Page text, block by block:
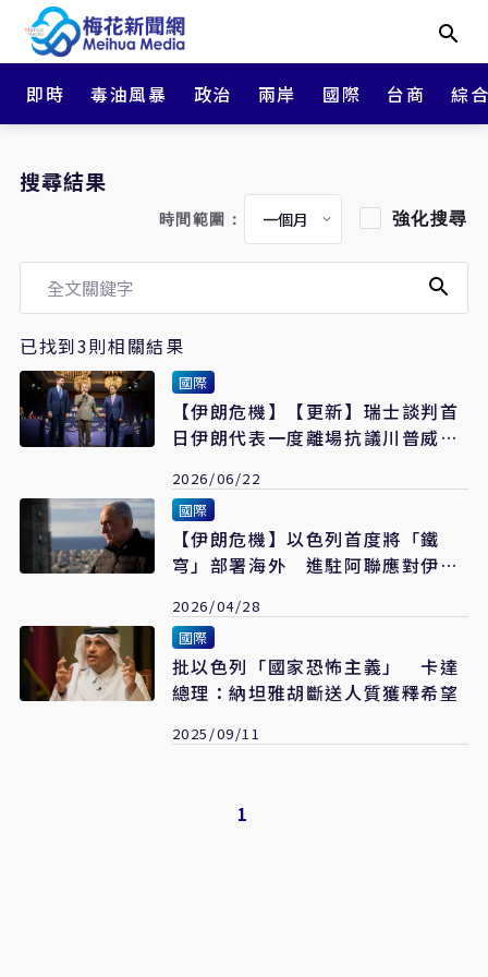
即時 毒油風暴 政治 兩岸 國際 台商 綜
搜尋結果
時間範圍： 強化搜尋
已找到3則相關結果
國際
【伊朗危機】【更新】瑞士談判首
日伊朗代表一度離場抗議川普威
滿結束
2026/06/22
國際
【伊朗危機】以色列首度將「鐵
穹」部署海外 進駐阿聯應對伊朗
2026/04/28
國際
批以色列「國家恐怖主義」 卡達
總理：納坦雅胡斷送人質獲釋希望
2025/09/11
1